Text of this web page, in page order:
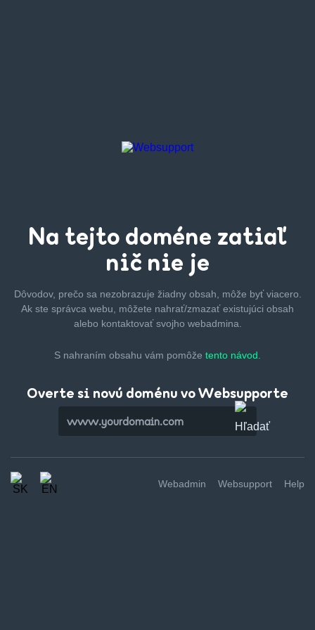
Na tejto doméne zatiaľ
nič nie je
Dôvodov, prečo sa nezobrazuje žiadny obsah, môže byťviacero.
Ak ste správca webu, môžete nahrať/zmazaťexistujúci obsah
alebo kontaktovať svojho webadmina.
S nahraním obsahu vám pomôže tento návod.
Overte si novú doménu vo Websupporte
Webadmin Websupport Help